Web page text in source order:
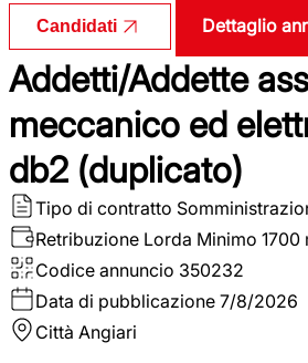
Candidati Dettaglio
Addetti/Addette
meccanico ed
db2 (duplicato)
Tipo di contratto
Retribuzione Lorda Minimo 1700
Codice annuncio 350232
Data di pubblicazione 7/8/2026
Città Angiari